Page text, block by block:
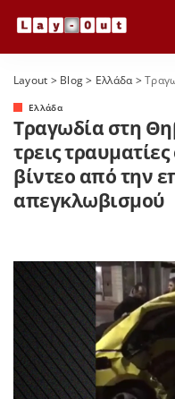
Layout > Blog> Ελλάδα>Τραγωδία στη
Ελλάδα
Τραγωδία στη
τρεις
βίντεο από την
απεγκλωβισμού